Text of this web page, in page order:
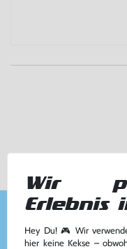
Kundenservice
Wir
Erlebnis
Hey Du! 🎮 Wir
hier keine Kekse –